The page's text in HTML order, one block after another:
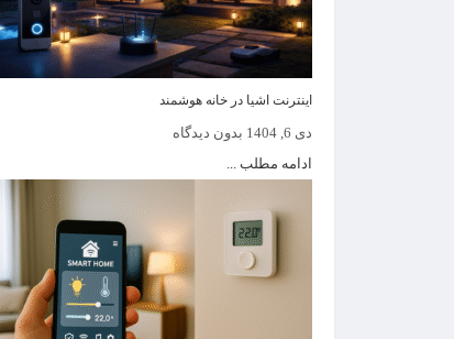
اینترنت اشیا در خانه هوشمند
دی 6, 1404
بدون دیدگاه
ادامه مطلب ...